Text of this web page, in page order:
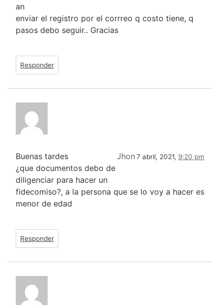
an
enviar el registro por el corrreo q costo tiene, q
pasos debo seguir.. Gracias
Responder
Jhon 7 abril, 2021, 9:20 pm
Buenas tardes
¿que documentos debo de
diligenciar para hacer un
fidecomiso?, a la persona que se lo voy a hacer es
menor de edad
Responder